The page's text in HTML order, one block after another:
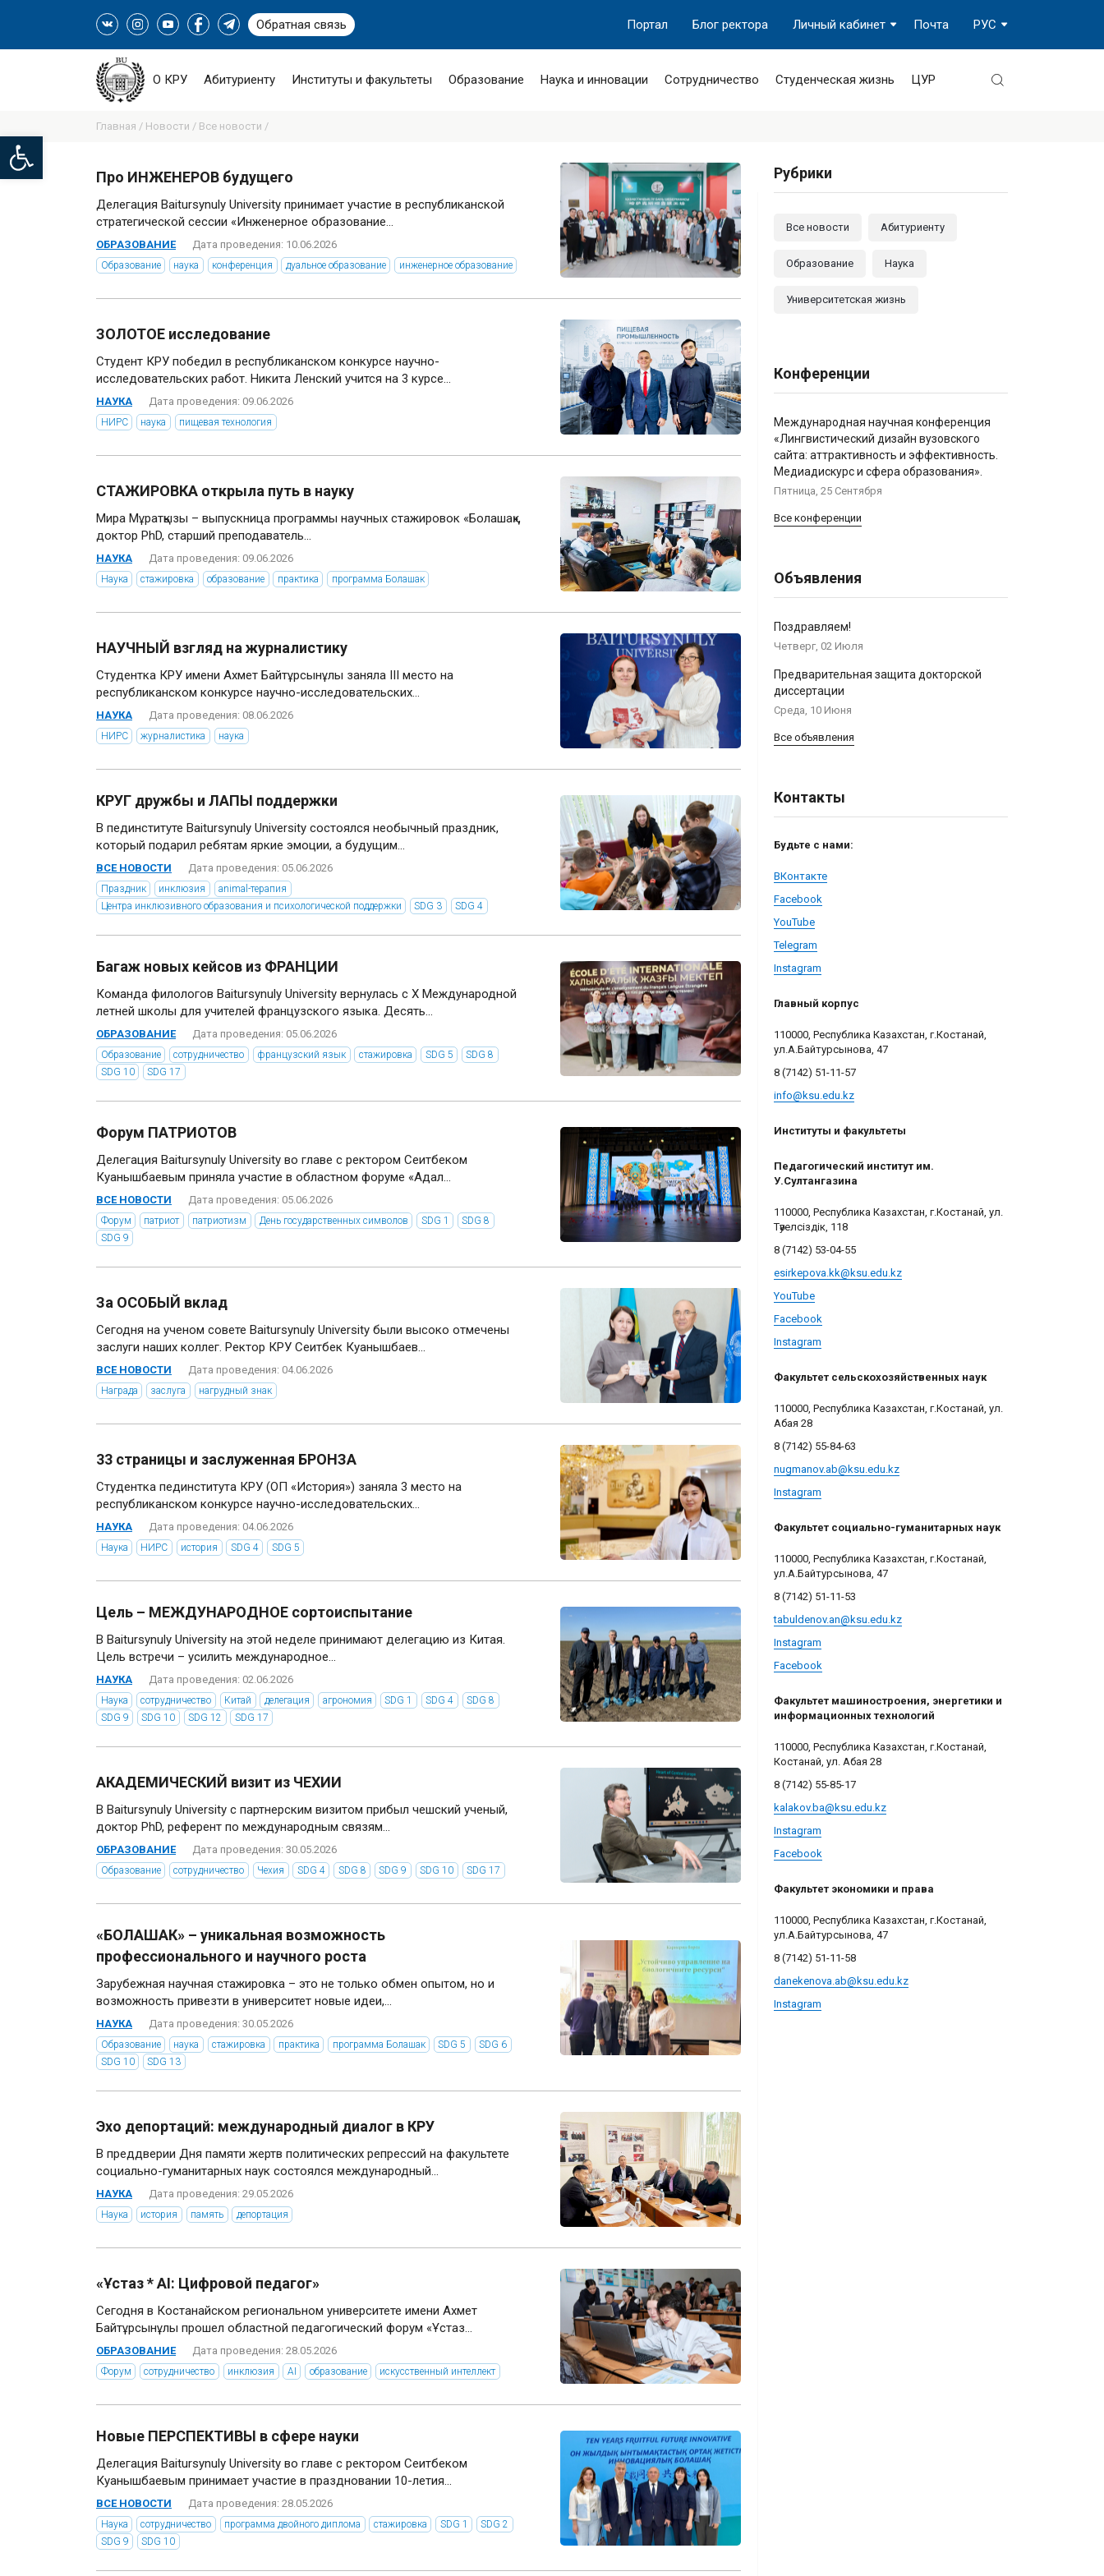
Open toolbar
Обратная связь РУС
Почта
Личный кабинет
Блог ректора
Портал
О КРУ Абитуриенту Институты и факультеты Образование Наука и инновации Сотрудничество Студенческая жизнь ЦУР
Главная / Новости / Все новости /
Про ИНЖЕНЕРОВ будущего
Делегация Baitursynuly University принимает участие в республиканской
стратегической сессии «Инженерное образование...
ОБРАЗОВАНИЕ Дата проведения: 10.06.2026
Образование наука конференция дуальное образование инженерное образование
ЗОЛОТОЕ исследование
Студент КРУ победил в республиканском конкурсе научно-
исследовательских работ. Никита Ленский учится на 3 курсе...
НАУКА Дата проведения: 09.06.2026
НИРС наука пищевая технология
СТАЖИРОВКА открыла путь в науку
Мира Мұратқызы – выпускница программы научных стажировок «Болашақ»,
доктор PhD, старший преподаватель...
НАУКА Дата проведения: 09.06.2026
Наука стажировка образование практика программа Болашак
НАУЧНЫЙ взгляд на журналистику
Студентка КРУ имени Ахмет Байтұрсынұлы заняла III место на
республиканском конкурсе научно-исследовательских...
НАУКА Дата проведения: 08.06.2026
НИРС журналистика наука
КРУГ дружбы и ЛАПЫ поддержки
В пединституте Baitursynuly University состоялся необычный праздник,
который подарил ребятам яркие эмоции, а будущим...
ВСЕ НОВОСТИ Дата проведения: 05.06.2026
Праздник инклюзия
animal-терапия
Центра инклюзивного образования и психологической поддержки
SDG 3 SDG 4
Багаж новых кейсов из ФРАНЦИИ
Команда филологов Baitursynuly University вернулась с Х Международной
летней школы для учителей французского языка. Десять...
ОБРАЗОВАНИЕ Дата проведения: 05.06.2026
Образование сотрудничество французский язык стажировка SDG 5
SDG 8
SDG 10
SDG 17
Форум ПАТРИОТОВ
Делегация Baitursynuly University во главе с ректором Сеитбеком
Куанышбаевым приняла участие в областном форуме «Адал...
ВСЕ НОВОСТИ Дата проведения: 05.06.2026
Форум патриот патриотизм День государственных символов SDG 1
SDG 8
SDG 9
За ОСОБЫЙ вклад
Сегодня на ученом совете Baitursynuly University были высоко отмечены
заслуги наших коллег. Ректор КРУ Сеитбек Куанышбаев...
ВСЕ НОВОСТИ Дата проведения: 04.06.2026
Награда заслуга нагрудный знак
33 страницы и заслуженная БРОНЗА
Студентка пединститута КРУ (ОП «История») заняла 3 место на
республиканском конкурсе научно-исследовательских...
НАУКА Дата проведения: 04.06.2026
Наука НИРС история SDG 4 SDG 5
Цель – МЕЖДУНАРОДНОЕ сортоиспытание
В Baitursynuly University на этой неделе принимают делегацию из Китая.
Цель встречи – усилить международное...
НАУКА Дата проведения: 02.06.2026
Наука сотрудничество Китай делегация агрономия SDG 1 SDG 4
SDG 8
SDG 9
SDG 10 SDG 12 SDG 17
АКАДЕМИЧЕСКИЙ визит из ЧЕХИИ
В Baitursynuly University с партнерским визитом прибыл чешский ученый,
доктор PhD, референт по международным связям...
ОБРАЗОВАНИЕ Дата проведения: 30.05.2026
Образование сотрудничество Чехия SDG 4 SDG 8 SDG 9 SDG 10 SDG 17
«БОЛАШАК» – уникальная возможность
профессионального и научного роста
Зарубежная научная стажировка – это не только обмен опытом, но и
возможность привезти в университет новые идеи,...
НАУКА Дата проведения: 30.05.2026
Образование наука стажировка практика программа Болашак SDG 5
SDG 6
SDG 10
SDG 13
Эхо депортаций: международный диалог в КРУ
В преддверии Дня памяти жертв политических репрессий на факультете
социально-гуманитарных наук состоялся международный...
НАУКА Дата проведения: 29.05.2026
Наука история память депортация
«Ұстаз * AI: Цифровой педагог»
Сегодня в Костанайском региональном университете имени Ахмет
Байтұрсынұлы прошел областной педагогический форум «Ұстаз...
ОБРАЗОВАНИЕ Дата проведения: 28.05.2026
Форум сотрудничество инклюзия AI образование искусственный интеллект
Новые ПЕРСПЕКТИВЫ в сфере науки
Делегация Baitursynuly University во главе с ректором Сеитбеком
Куанышбаевым принимает участие в праздновании 10-летия...
ВСЕ НОВОСТИ Дата проведения: 28.05.2026
Наука сотрудничество программа двойного диплома стажировка SDG 1
SDG 2
SDG 9
SDG 10
Рубрики
Все новости Абитуриенту
Образование Наука
Университетская жизнь
Конференции
Международная научная конференция
«Лингвистический дизайн вузовского
сайта: аттрактивность и эффективность.
Медиадискурс и сфера образования».
Пятница, 25 Сентября
Все конференции
Объявления
Поздравляем!
Четверг, 02 Июля
Предварительная защита докторской
диссертации
Среда, 10 Июня
Все объявления
Контакты
Будьте с нами:
ВКонтакте
Facebook
YouTube
Telegram
Instagram
Главный корпус
110000, Республика Казахстан, г.Костанай,
ул.А.Байтурсынова, 47
8 (7142) 51-11-57
info@ksu.edu.kz
Институты и факультеты
Педагогический институт им.
У.Султангазина
110000, Республика Казахстан, г.Костанай, ул.
Тәуелсіздік, 118
8 (7142) 53-04-55
esirkepova.kk@ksu.edu.kz
YouTube
Facebook
Instagram
Факультет сельскохозяйственных наук
110000, Республика Казахстан, г.Костанай, ул.
Абая 28
8 (7142) 55-84-63
nugmanov.ab@ksu.edu.kz
Instagram
Факультет социально-гуманитарных наук
110000, Республика Казахстан, г.Костанай,
ул.А.Байтурсынова, 47
8 (7142) 51-11-53
tabuldenov.an@ksu.edu.kz
Instagram
Facebook
Факультет машиностроения, энергетики и
информационных технологий
110000, Республика Казахстан, г.Костанай,
Костанай, ул. Абая 28
8 (7142) 55-85-17
kalakov.ba@ksu.edu.kz
Instagram
Facebook
Факультет экономики и права
110000, Республика Казахстан, г.Костанай,
ул.А.Байтурсынова, 47
8 (7142) 51-11-58
danekenova.ab@ ksu.edu.kz
Instagram